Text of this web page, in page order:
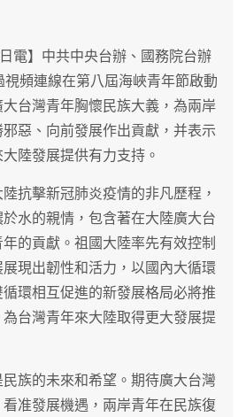
電】中共中央台辦、國務院台辦
頻連線在第八屆海峽青年節啟動
台灣青年胸懷民族大義，為兩岸
惡、向前發展作出貢獻，并表示
陸發展提供有力支持。
抗擊新冠肺炎疫情的非凡歷程，
水的親情，包含著在大陸廣大台
的貢獻。祖國大陸率先有效控制
現出韌性和活力，以國內大循環
環相互促進的新發展格局必將推
台灣青年來大陸取得更大發展提
族的未來和希望。期待廣大台灣
准發展機遇，兩岸青年在民族復